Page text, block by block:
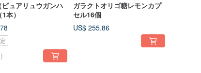
ュアリュウガンハ
本）
ガラクトオリゴ糖レモンカプ
セル16個
US$ 255.86